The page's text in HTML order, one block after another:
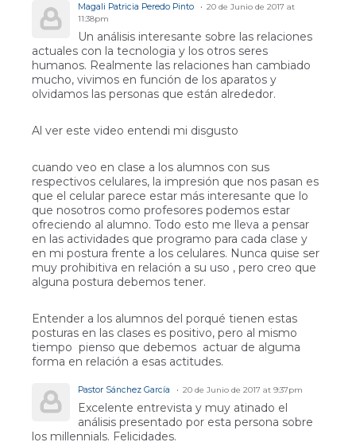
Magali Patricia Peredo Pinto
20 de Junio de 2017 at
11:38pm
Un análisis interesante sobre las relaciones
actuales con la tecnologia y los otros seres
humanos. Realmente las relaciones han cambiado
mucho, vivimos en función de los aparatos y
olvidamos las personas que están alrededor.
Al ver este video entendi mi disgusto
cuando veo en clase a los alumnos con sus
respectivos celulares, la impresión que nos pasan es
que el celular parece estar más interesante que lo
que nosotros como profesores podemos estar
ofreciendo al alumno. Todo esto me lleva a pensar
en las actividades que programo para cada clase y
en mi postura frente a los celulares. Nunca quise ser
muy prohibitiva en relación a su uso , pero creo que
alguna postura debemos tener.
Entender a los alumnos del porqué tienen estas
posturas en las clases es positivo, pero al mismo
tiempo pienso que debemos actuar de alguma
forma en relación a esas actitudes.
Pastor Sánchez García 20 de Junio de 2017 at 9:37pm
Excelente entrevista y muy atinado el
análisis presentado por esta persona sobre
los millennials. Felicidades.